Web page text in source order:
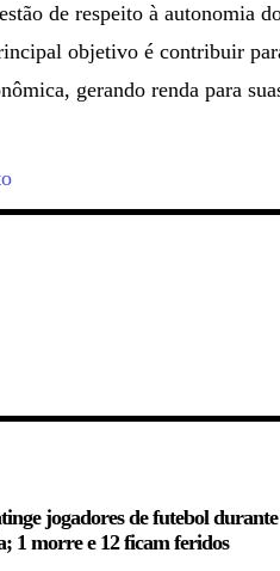
de respeito à autonomia
objetivo é contribuir
gerando renda para
jogadores de futebol durante
1 morre e 12 ficam feridos